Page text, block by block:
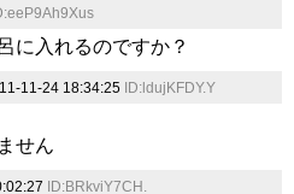
に入れるのですか？
11-24 18:34:25 ID:ldujKFDY.Y
せん
ID:BRkviY7CH.